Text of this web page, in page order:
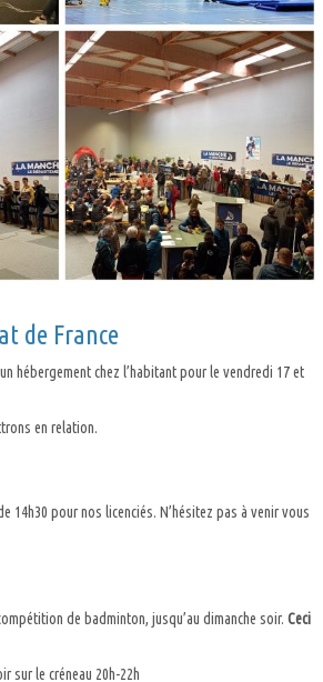
de France
hébergement chez l’habitant pour le vendredi 17 et
en relation.
14h30 pour nos licenciés. N’hésitez pas à venir vous
de badminton, jusqu’au dimanche soir. Ceci
sur le créneau 20h-22h